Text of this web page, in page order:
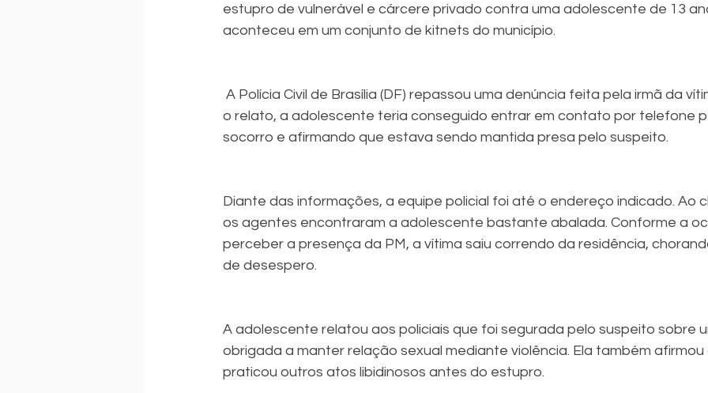
estupro de vulnerável e cárcere privado contra uma adolescente de 13
aconteceu em um conjunto de kitnets do município.
o relato, a adolescente teria conseguido entrar em contato por telefone
socorro e afirmando que estava sendo mantida presa pelo suspeito.
Diante das informações, a equipe policial foi até o endereço indicado. Ao
os agentes encontraram a adolescente bastante abalada. Conforme a
perceber a presença da PM, a vítima saiu correndo da residência,
de desespero.
A adolescente relatou aos policiais que foi segurada pelo suspeito sobre
obrigada a manter relação sexual mediante violência. Ela também
praticou outros atos libidinosos antes do estupro.